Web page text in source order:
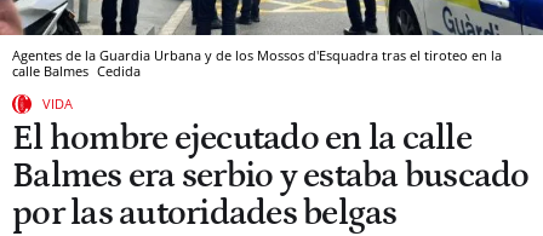
Agentes de la Guardia Urbana y de los Mossos d'Esquadra tras el tiroteo en la
calle Balmes Cedida
VIDA
El hombre ejecutado en la calle
Balmes era serbio y estaba buscado
por las autoridades belgas